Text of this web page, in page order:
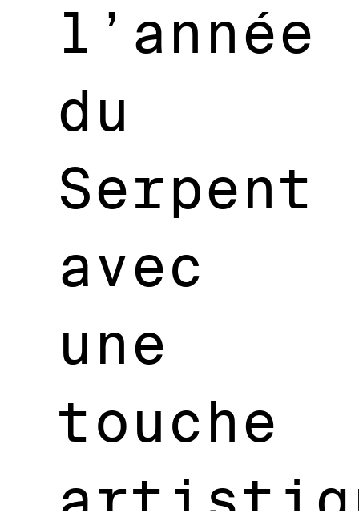
l’année
du
Serpent
avec
une
touche